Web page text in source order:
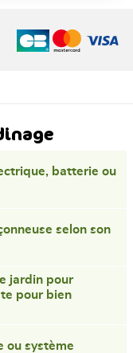
batterie ou
selon son
jardin pour
pour bien
ou système